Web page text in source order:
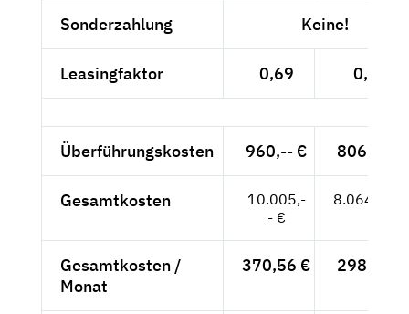
Sonderzahlung Keine!
Leasingfaktor 0,69 0,66
Überführungskosten 960,-- € 806,72 €
Gesamtkosten
10.005,-
- €
8.064,86 €
Gesamtkosten /
Monat
370,56 € 298,70 €